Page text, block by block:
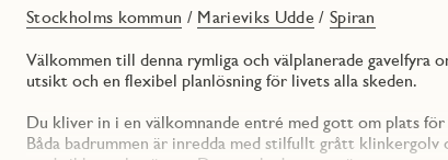
Stockholms kommun / Marieviks Udde / Spiran
Välkommen till denna rymliga och välplanerade gavelfyra
utsikt och en flexibel planlösning för livets alla skeden.
Du kliver in i en välkomnande entré med gott om plats för
Båda badrummen är inredda med stilfullt grått